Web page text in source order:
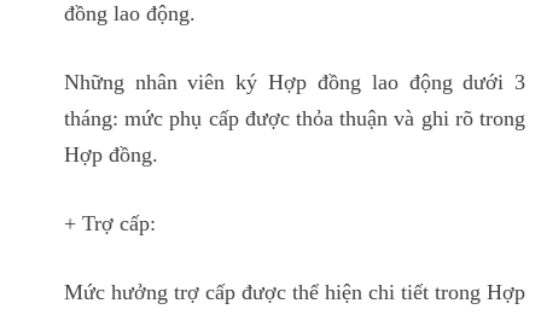
đồng lao động.
Những nhân viên ký Hợp đồng lao động dưới 3
tháng: mức phụ cấp được thỏa thuận và ghi rõ trong
Hợp đồng.
+ Trợ cấp:
Mức hưởng trợ cấp được thể hiện chi tiết trong Hợp